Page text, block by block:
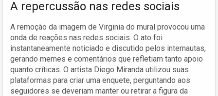
A repercussão nas redes sociais
A remoção da imagem de Virginia do mural provocou uma
onda de reações nas redes sociais. O ato foi
instantaneamente noticiado e discutido pelos internautas,
gerando memes e comentários que refletiam tanto apoio
quanto críticas. O artista Diego Miranda utilizou suas
plataformas para criar uma enquete, perguntando aos
seguidores se deveriam manter ou retirar a figura da